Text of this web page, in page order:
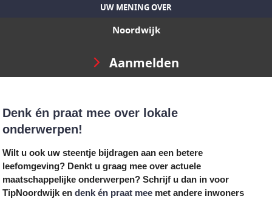
UW MENING OVER
Noordwijk
Aanmelden
Denk én praat mee over lokale
onderwerpen!
Wilt u ook uw steentje bijdragen aan een betere
leefomgeving? Denkt u graag mee over actuele
maatschappelijke onderwerpen? Schrijf u dan in voor
TipNoordwijk endenk én praat mee met andere inwoners